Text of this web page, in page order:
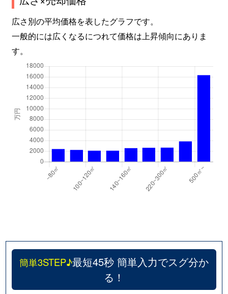
広さ別の平均価格を表したグラフです。
一般的には広くなるにつれて価格は上昇傾向にありま
す。
簡単3STEP♪最短45秒 簡単入力でスグ分か
る！